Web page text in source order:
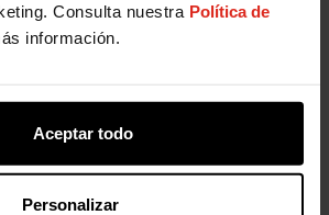
Consulta nuestra Política de
información.
Aceptar todo
Personalizar